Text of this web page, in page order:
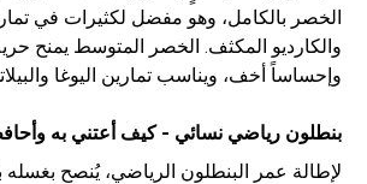
الخصر بالكامل، وهو مفضل لكثيرات في
والكارديو المكثف. الخصر المتوسط يمنح
وإحساساً أخف، ويناسب تمارين اليوغا
بنطلون رياضي نسائي - كيف أعتني به
لإطالة عمر البنطلون الرياضي، يُنصح بغسله